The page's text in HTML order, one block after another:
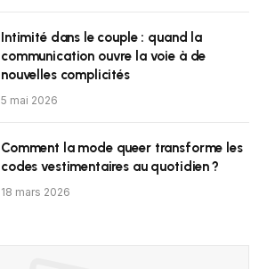
Intimité dans le couple : quand la
communication ouvre la voie à de
nouvelles complicités
5 mai 2026
Comment la mode queer transforme les
codes vestimentaires au quotidien ?
18 mars 2026